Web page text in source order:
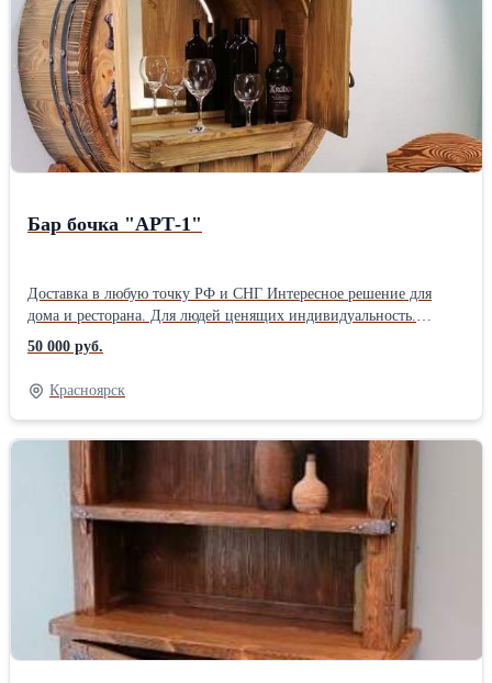
Бар бочка "АРТ-1"
Доставка в любую точку РФ и СНГ Интересное решение для
дома и ресторана. Для людей ценящих индивидуальность.
Авторская мебель из массива дерева станет достойным
украшением вашего интерьера. Цена не является конечной и
зависит от размера изделия, используемых материалов и т.д.
Каждый проект рассчитывается индивидуально. Возможно
изготовление любых изделий по вашему проекту. Бар-бочка из
массива сосны, станет достойным украшением любого
интерьера, загородного дома или ресторана, банного комплекса
или кафе выдержанных в винтажном стиле. При изготовлении
данного изделия, применялся метод браширования древесины.
Использовались кованные элементы. Данное изделие отлично
смотрится как единичное, так же может быть использовано в
комплексе, допустим с барной стойкой или кухней в винтажном
стиле. Характеристики * Размер 1000*300 мм * Материал Сосна,
возможно изготовление из других сортов древесины *
Декорирование Кованные элементы Срок поставки 30-60
50 000 руб.
Красноярск